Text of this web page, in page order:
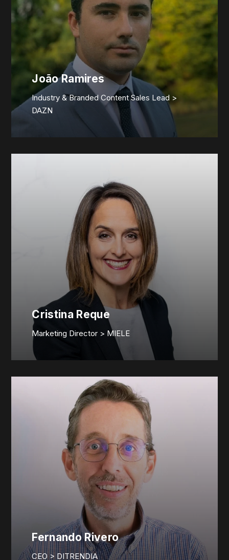
João Ramires
Industry & Branded Content Sales Lead >
DAZN
Cristina Reque
Marketing Director > MIELE
Fernando Rivero
CEO > DITRENDIA